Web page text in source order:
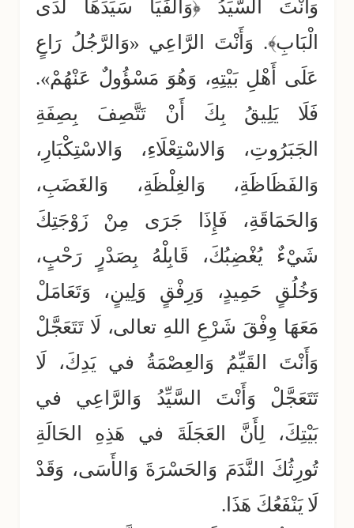
وَأَنْتَ السَّيِّدُ ﴿وَأَلْفَيَا سَيِّدَهَا لَدَى
الْبَابِ﴾. وَأَنْتَ الرَّاعِي «وَالرَّجُلُ رَاعٍ
عَلَى أَهْلِ بَيْتِهِ، وَهُوَ مَسْؤُولٌ عَنْهُمْ».
فَلَا يَلِيقُ بِكَ أَنْ تَتَّصِفَ بِصِفَةِ
الجَبَرُوتِ، وَالاسْتِعْلَاءِ، وَالاسْتِكْبَارِ،
وَالفَظَاظَةِ، وَالغِلْظَةِ، وَالغَضَبِ،
وَالحَمَاقَةِ، فَإِذَا جَرَى مِنْ زَوْجَتِكَ
شَيْءٌ يُغْضِبُكَ، قَابِلْهُ بِصَدْرٍ رَحْبٍ،
وَخُلُقٍ حَمِيدٍ، وَرِفْقٍ وَلِينٍ، وَتَعَامَلْ
مَعَهَا وِفْقَ شَرْعِ اللهِ تعالى، لَا تَتَعَجَّلْ
وَأَنْتَ القَيِّمُ وَالعِصْمَةُ في يَدِكَ، لَا
تَتَعَجَّلْ وَأَنْتَ السَّيِّدُ وَالرَّاعِي في
بَيْتِكَ، لِأَنَّ العَجَلَةَ في هَذِهِ الحَالَةِ
تُورِثُكَ النَّدَمَ وَالحَسْرَةَ وَالأَسَى، وَقَدْ
لَا يَنْفَعُكَ هَذَا.